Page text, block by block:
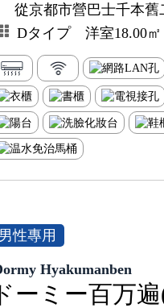
從京都市營巴士千本舊
Dタイプ 洋室18.00㎡
性專用
Hyakumanben
ーミー百万